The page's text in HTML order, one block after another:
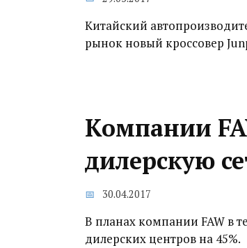
Китайский
рынок новый кроссовер
Компании
дилерскую
30.04.2017
В планах компании FAW в
дилерских центров на 45%.